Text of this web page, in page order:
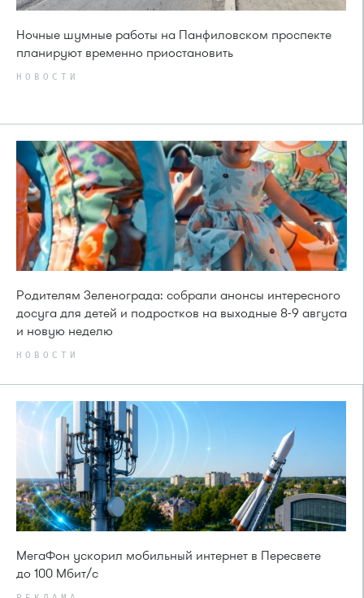
Ночные шумные работы на Панфиловском проспекте
планируют временно приостановить
НОВОСТИ
Родителям Зеленограда: собрали анонсы интересного
досуга для детей и подростков на выходные 8-9 августа
и новую неделю
НОВОСТИ
МегаФон ускорил мобильный интернет в Пересвете
до 100 Мбит/с